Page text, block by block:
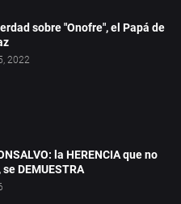
sobre "Onofre", el Papá de
2022
la HERENCIA que no
se DEMUESTRA